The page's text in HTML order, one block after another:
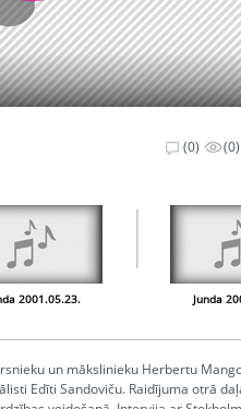
(0) (0)
2001.05.23. Junda
un mākslinieku Herbertu
Edīti Sandoviču. Raidījuma otrā